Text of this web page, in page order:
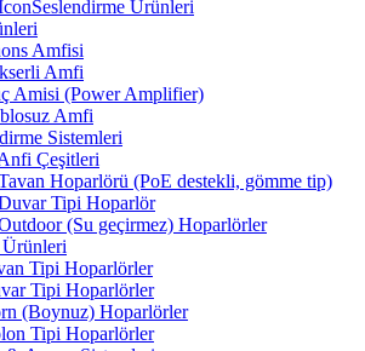
Seslendirme Ürünleri
Amfisi
Amfi
Amisi (Power Amplifier)
Amfi
Sistemleri
Çeşitleri
Hoparlörü (PoE destekli, gömme tip)
Tipi Hoparlör
(Su geçirmez) Hoparlörler
Tipi Hoparlörler
Tipi Hoparlörler
(Boynuz) Hoparlörler
Tipi Hoparlörler